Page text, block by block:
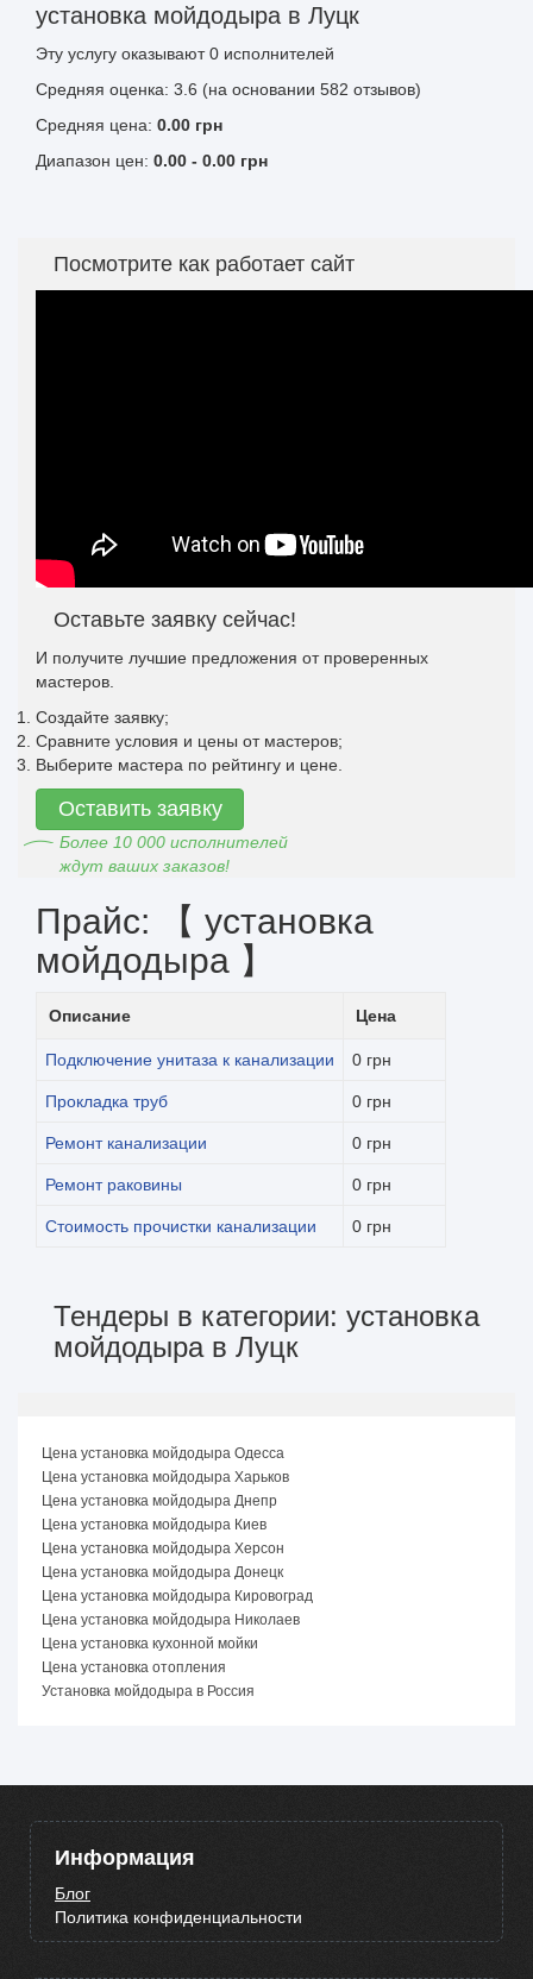
установка мойдодыра в Луцк
Эту услугу оказывают0 исполнителей
Средняя оценка: 3.6 (на основании 582 отзывов)
Средняя цена: 0.00 грн
Диапазон цен: 0.00 - 0.00 грн
Посмотрите как работает сайт
Оставьте заявку сейчас!
И получите лучшие предложения от проверенных
мастеров.
Создайте заявку;
Сравните условия и цены от мастеров;
Выберите мастера по рейтингу и цене.
Оставить заявку
Более 10 000 исполнителей
ждут ваших заказов!
Прайс: 【 установка
мойдодыра 】
Описание Цена
Подключение унитаза к канализации 0 грн
Прокладка труб 0 грн
Ремонт канализации 0 грн
Ремонт раковины 0 грн
Стоимость прочистки канализации 0 грн
Тендеры в категории: установка
мойдодыра в Луцк
Цена установка мойдодыра Одесса
Цена установка мойдодыра Харьков
Цена установка мойдодыра Днепр
Цена установка мойдодыра Киев
Цена установка мойдодыра Херсон
Цена установка мойдодыра Донецк
Цена установка мойдодыра Кировоград
Цена установка мойдодыра Николаев
Цена установка кухонной мойки
Цена установка отопления
Установка мойдодыра в Россия
Информация
Блог
Политика конфиденциальности